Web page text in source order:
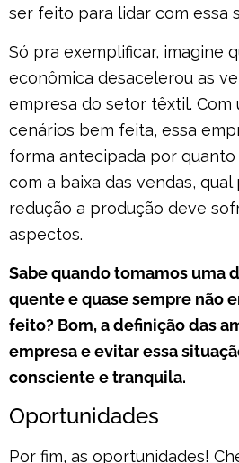
ser feito para lidar com essa
Só pra exemplificar, imagine
econômica desacelerou as
empresa do setor têxtil. Com
cenários bem feita, essa
forma antecipada por
com a baixa das vendas,
redução a produção deve
aspectos.
Sabe quando tomamos uma
quente e quase sempre não
feito? Bom, a definição das
empresa e evitar essa
consciente e tranquila.
Oportunidades
Por fim, as oportunidades!